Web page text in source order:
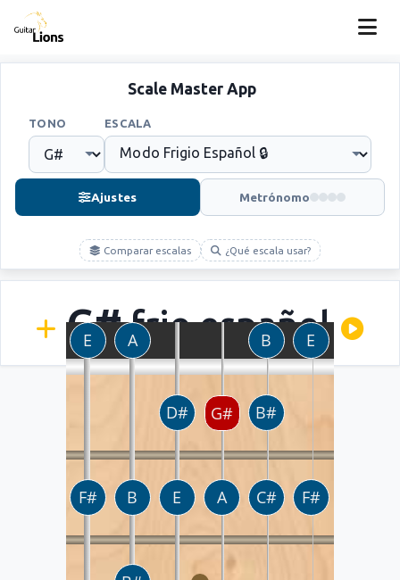
Scale Master App
TONO ESCALA
Ajustes Metrónomo
Comparar escalas ¿Qué escala usar?
G#frio español